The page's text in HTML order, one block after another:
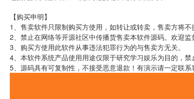
【购买申明】
1、售卖软件只限制购买方使用，如转让或转卖，售卖方将
2、禁止在网络等开源社区中传播货售卖本软件源码。欢迎监
3、购买方使用此软件从事违法犯罪行为的与售卖方无关。
4、本软件系统产品使用用途仅限于研究学习娱乐为目的，禁
5、源码具有可复制性，不接受恶意退款！有演示请一定联